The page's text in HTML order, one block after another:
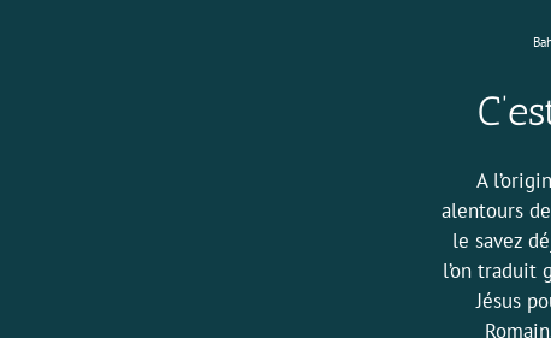
A
alentours
le savez
l’on traduit
Jésus